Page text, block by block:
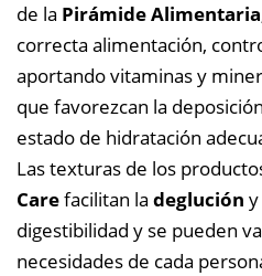
de la Pirámide
correcta alimentación,
aportando vitaminas y
que favorezcan la
estado de hidratación
Las texturas de los
Carefacilitan la deglución
digestibilidad y se pueden
necesidades de cada